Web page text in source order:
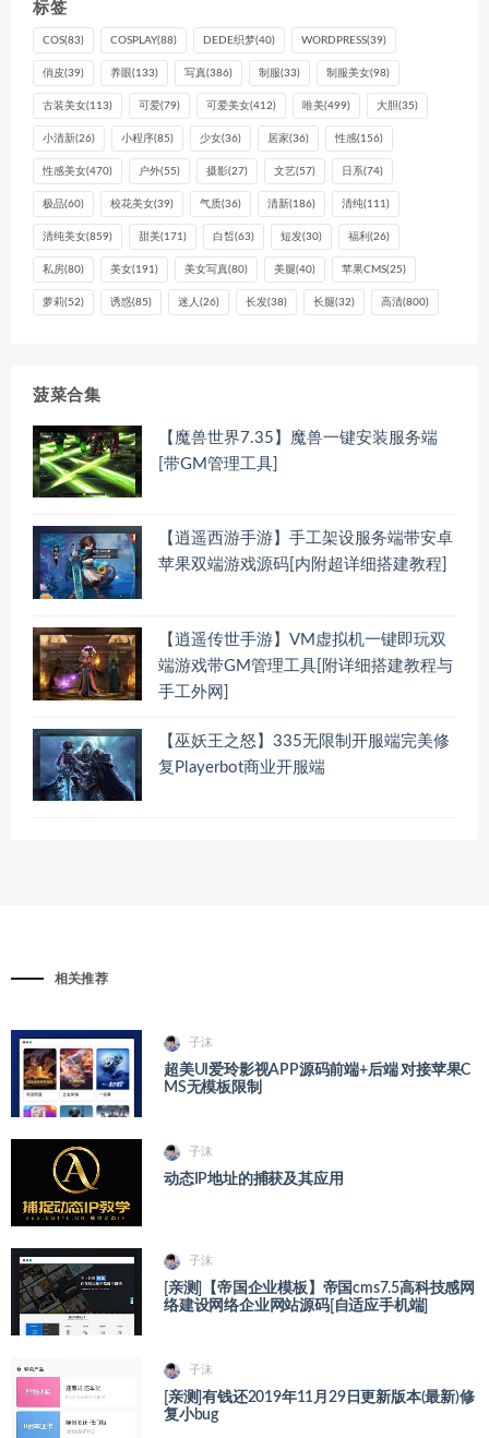
标签
COS(83) COSPLAY(88) DEDE织梦(40) WORDPRESS(39)
俏皮(39) 养眼(133) 写真(386) 制服(33) 制服美女(98)
古装美女(113) 可爱(79) 可爱美女(412) 唯美(499) 大胆(35)
小清新(26) 小程序(85) 少女(36) 居家(36) 性感(156)
性感美女(470) 户外(55) 摄影(27) 文艺(57) 日系(74)
极品(60) 校花美女(39) 气质(36) 清新(186) 清纯(111)
清纯美女(859) 甜美(171) 白皙(63) 短发(30) 福利 (26)
私房(80) 美女(191) 美女写真(80) 美腿(40) 苹果CMS(25)
萝莉(52) 诱惑(85) 迷人 (26) 长发(38) 长腿(32) 高清(800)
菠菜合集
【魔兽世界7.35】魔兽一键安装服务端
[带GM管理工具]
【逍遥西游手游】手工架设服务端带安卓
苹果双端游戏源码[内附超详细搭建教程]
【逍遥传世手游】VM虚拟机一键即玩双
端游戏带GM管理工具[附详细搭建教程与
手工外网]
【巫妖王之怒】335无限制开服端完美修
复Playerbot商业开服端
相关推荐
子沫
超美UI爱玲影视APP源码前端+后端 对接苹果C
MS无模板限制
子沫
动态IP地址的捕获及其应用
子沫
[亲测]【帝国企业模板】帝国cms7.5高科技感网
络建设网络企业网站源码[自适应手机端]
子沫
[亲测]有钱还2019年11月29日更新版本(最新)修
复小bug